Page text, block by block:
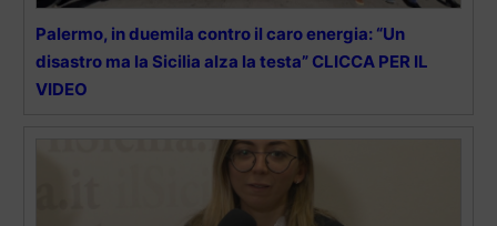
Palermo, in duemila contro il caro energia: “Un
disastro ma la Sicilia alza la testa” CLICCA PER IL
VIDEO